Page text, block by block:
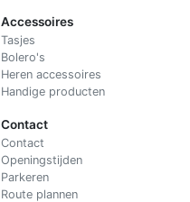
Accessoires
Tasjes
Bolero's
Heren accessoires
Handige producten
Contact
Contact
Openingstijden
Parkeren
Route plannen